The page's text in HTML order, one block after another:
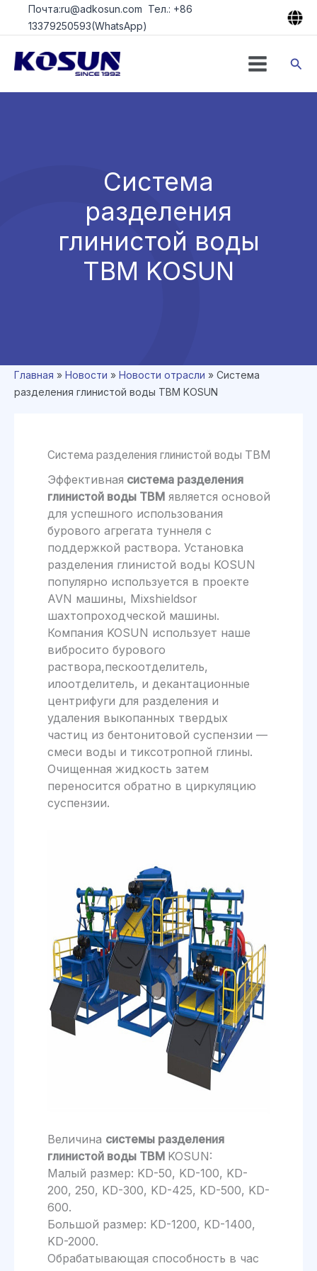
ПерейтиПочта:ru@adkosun.com Тел.: +86
13379250593(WhatsApp)
Система
разделения
глинистой воды
TBM KOSUN
Главная » Новости » Новости отрасли » Система
разделения глинистой воды TBM KOSUN
Система разделения глинистой воды TBM
Эффективная система разделения
глинистой воды TBMявляется основой
для успешного использования
бурового агрегата туннеля с
поддержкой раствора. Установка
разделения глинистой воды KOSUN
популярно используется в проекте
AVN машины, Mixshieldsor
шахтопроходческой машины.
Компания KOSUN использует наше
вибросито бурового
раствора,пескоотделитель,
илоотделитель, и декантационные
центрифуги для разделения и
удаления выкопанных твердых
частиц из бентонитовой суспензии —
смеси воды и тиксотропной глины.
Очищенная жидкость затем
переносится обратно в циркуляцию
суспензии.
Величина системы разделения
глинистой воды TBM KOSUN:
Малый размер: KD-50, KD-100, KD-
200, 250, KD-300, KD-425, KD-500, KD-
600.
Большой размер: KD-1200, KD-1400,
KD-2000.
Обрабатывающая способность в час